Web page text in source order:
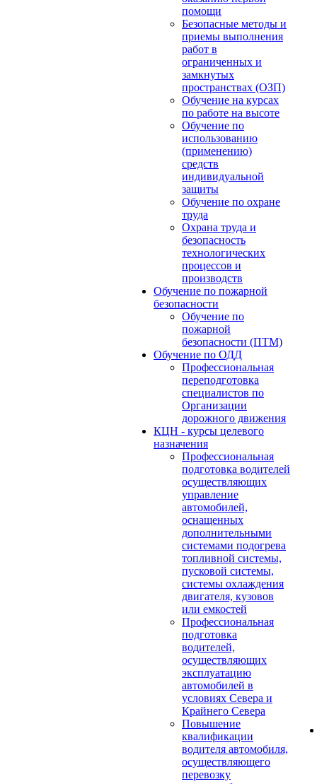
помощи
Безопасные методы и
приемы выполнения
работ в
ограниченных и
замкнутых
пространствах (ОЗП)
Обучение на курсах
по работе на высоте
Обучение по
использованию
(применению)
средств
индивидуальной
защиты
Обучение по охране
труда
Охрана труда и
безопасность
технологических
процессов и
производств
Обучение по пожарной
безопасности
Обучение по
пожарной
безопасности (ПТМ)
Обучение по ОДД
Профессиональная
переподготовка
специалистов по
Организации
дорожного движения
КЦН - курсы целевого
назначения
Профессиональная
подготовка водителей
осуществляющих
управление
автомобилей,
оснащенных
дополнительными
системами подогрева
топливной системы,
пусковой системы,
системы охлаждения
двигателя, кузовов
или емкостей
Профессиональная
подготовка
водителей,
осуществляющих
эксплуатацию
автомобилей в
условиях Севера и
Крайнего Севера
Повышение
квалификации
водителя автомобиля,
осуществляющего
перевозку